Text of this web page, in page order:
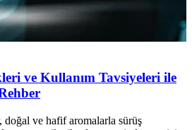
ve Kullanım Tavsiyeleri ile
doğal ve hafif aromalarla sürüş